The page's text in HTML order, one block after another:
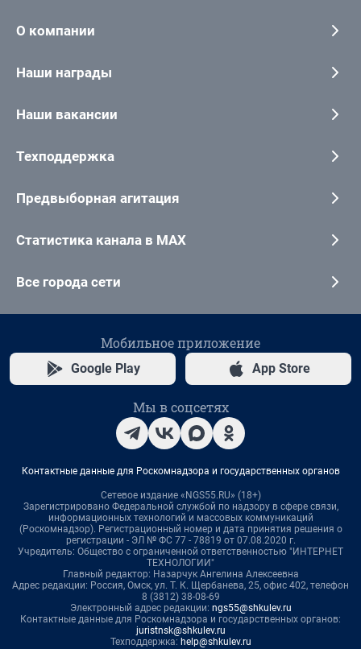
О компании
Наши награды
Наши вакансии
Техподдержка
Предвыборная агитация
Статистика канала в MAX
Все города сети
Мобильное приложение
Google Play App Store
Мы в соцсетях
Контактные данные для Роскомнадзора и государственных органов
Сетевое издание «NGS55.RU» (18+)
Зарегистрировано Федеральной службой по надзору в сфере связи,
информационных технологий и массовых коммуникаций
(Роскомнадзор). Регистрационный номер и дата принятия решения о
регистрации - ЭЛ № ФС 77 - 78819 от 07.08.2020 г.
Учредитель: Общество с ограниченной ответственностью "ИНТЕРНЕТ
ТЕХНОЛОГИИ"
Главный редактор: Назарчук Ангелина Алексеевна
Адрес редакции: Россия, Омск, ул. Т. К. Щербанева, 25, офис 402, телефон
8 (3812) 38-08-69
Электронный адрес редакции: ngs55@shkulev.ru
Контактные данные для Роскомнадзора и государственных органов:
juristnsk@shkulev.ru
Техподдержка: help@shkulev.ru